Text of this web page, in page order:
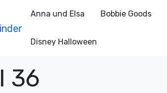
Anna und Elsa Bobbie Goods
Disney Halloween
36